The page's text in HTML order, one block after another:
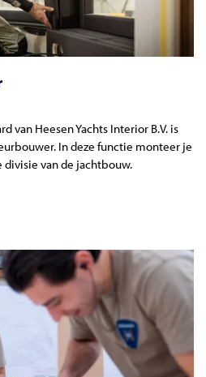
van Heesen Yachts Interior B.V. is
In deze functie monteer je
van de jachtbouw.